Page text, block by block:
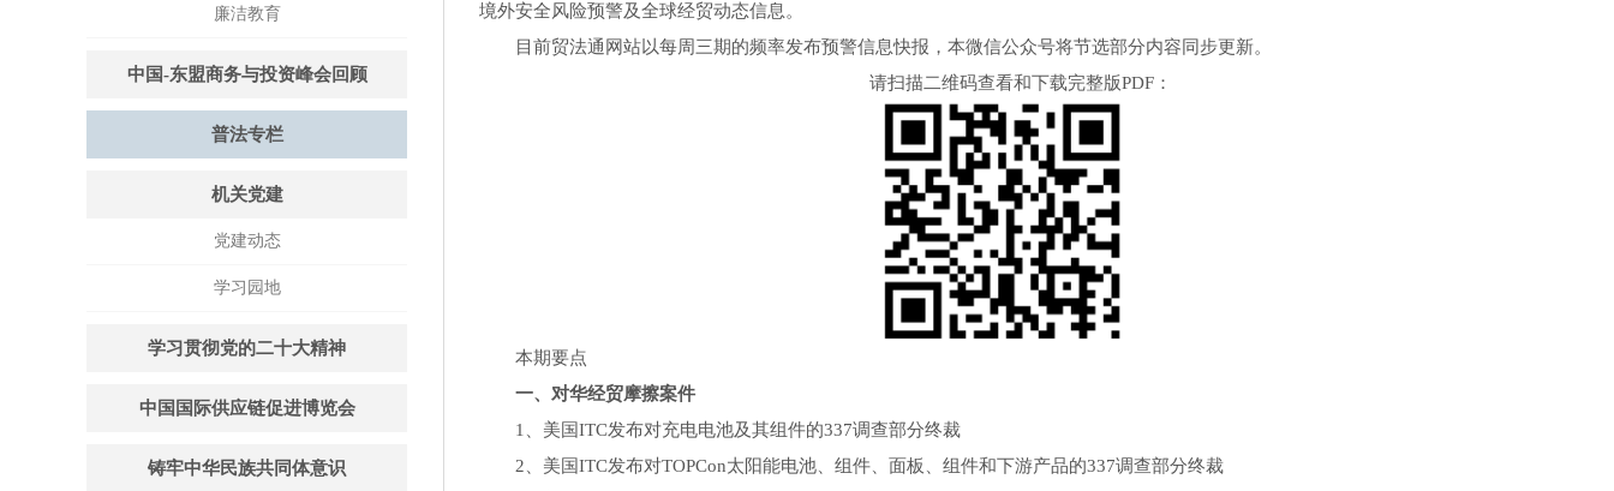
廉洁教育
中国-东盟商务与投资峰会回顾
普法专栏
机关党建
党建动态
学习园地
学习贯彻党的二十大精神
中国国际供应链促进博览会
铸牢中华民族共同体意识
境外安全风险预警及全球经贸动态信息。
目前贸法通网站以每周三期的频率发布预警信息快报，本微信公众号将节选部分内容同步更新。
请扫描二维码查看和下载完整版PDF：
本期要点
一、对华经贸摩擦案件
1、美国ITC发布对充电电池及其组件的337调查部分终裁
2、美国ITC发布对TOPCon太阳能电池、组件、面板、组件和下游产品的337调查部分终裁